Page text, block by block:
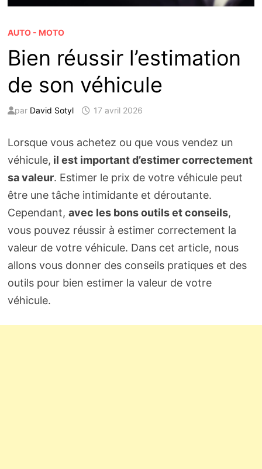
AUTO - MOTO
Bien réussir l’estimation
de son véhicule
par David Sotyl 17 avril 2026
Lorsque vous achetez ou que vous vendez un
véhicule, il est important d’estimer correctement
sa valeur. Estimer le prix de votre véhicule peut
être une tâche intimidante et déroutante.
Cependant, avec les bons outils et conseils,
vous pouvez réussir à estimer correctement la
valeur de votre véhicule. Dans cet article, nous
allons vous donner des conseils pratiques et des
outils pour bien estimer la valeur de votre
véhicule.